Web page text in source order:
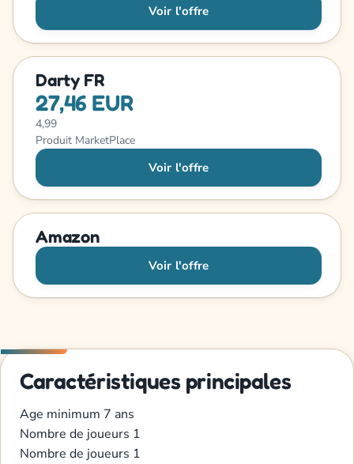
Voir l'offre
Darty FR
27,46 EUR
4,99
Produit MarketPlace
Voir l'offre
Amazon
Voir l'offre
Caractéristiques principales
Age minimum 7 ans
Nombre de joueurs 1
Nombre de joueurs 1